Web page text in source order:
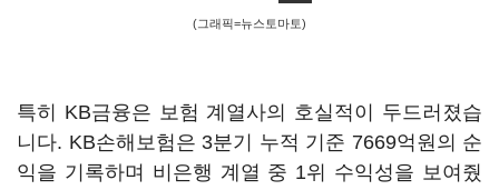
(그래픽=뉴스토마토)
특히 KB금융은 보험 계열사의 호실적이 두드러졌습
니다. KB손해보험은 3분기 누적 기준 7669억원의 순
익을 기록하며 비은행 계열 중 1위 수익성을 보여줬